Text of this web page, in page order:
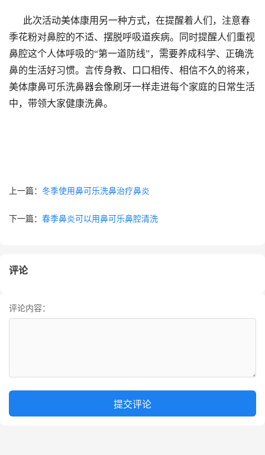
此次活动美体康用另一种方式，在提醒着人们，注意春
季花粉对鼻腔的不适、摆脱呼吸道疾病。同时提醒人们重视
鼻腔这个人体呼吸的“第一道防线”，需要养成科学、正确洗
鼻的生活好习惯。言传身教、口口相传、相信不久的将来，
美体康鼻可乐洗鼻器会像刷牙一样走进每个家庭的日常生活
中，带领大家健康洗鼻。
上一篇： 冬季使用鼻可乐洗鼻治疗鼻炎
下一篇： 春季鼻炎可以用鼻可乐鼻腔清洗
评论
评论内容：